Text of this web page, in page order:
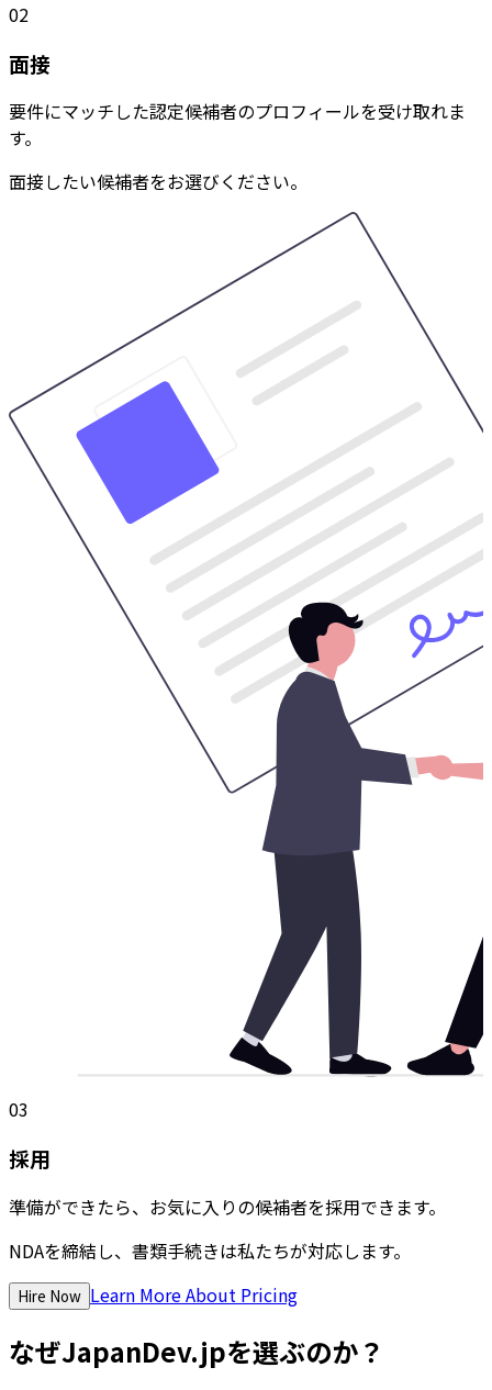
02
面接
要件にマッチした認定候補者のプロフィールを受け取れま
す。
面接したい候補者をお選びください。
03
採用
準備ができたら、お気に入りの候補者を採用できます。
NDAを締結し、書類手続きは私たちが対応します。
Hire Now Learn More About Pricing
なぜJapanDev.jpを選ぶのか？